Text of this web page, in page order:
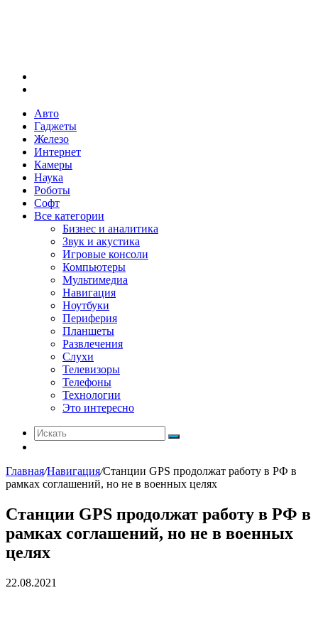
Авто
Гаджеты
Железо
Интернет
Камеры
Наука
Роботы
Софт
Все категории
Бизнес и аналитика
Звук и акустика
Игровые консоли
Компьютеры
Мультимедиа
Навигация
Ноутбуки
Периферия
Планшеты
Развлечения
Слухи
Телевизоры
Телефоны
Технологии
Это интересно
Искать
Главная/Навигация/Станции GPS продолжат работу в РФ в
рамках соглашений, но не в военных целях
Станции GPS продолжат работу в РФ в
рамках соглашений, но не в военных
целях
22.08.2021